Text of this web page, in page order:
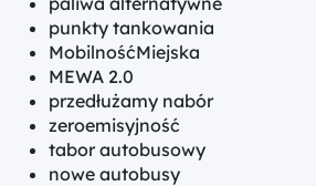
punkty tankowania
MobilnośćMiejska
MEWA 2.0
przedłużamy nabór
zeroemisyjność
tabor autobusowy
nowe autobusy